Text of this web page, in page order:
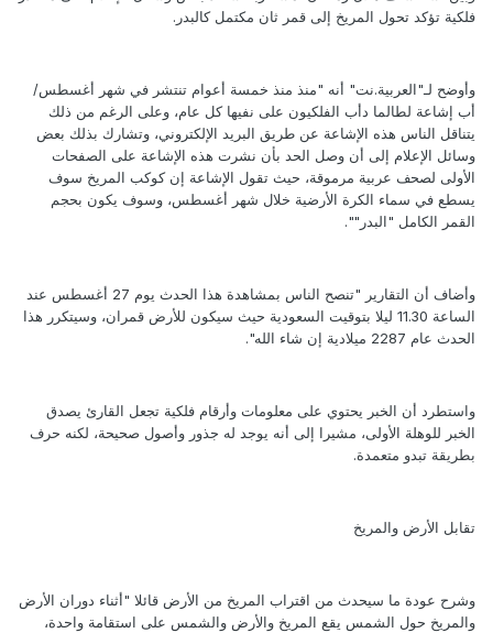
فلكية تؤكد تحول المريخ إلى قمر ثان مكتمل كالبدر.
وأوضح لـ"العربية.نت" أنه "منذ منذ خمسة أعوام تنتشر في شهر أغسطس/
أب إشاعة لطالما دأب الفلكيون على نفيها كل عام، وعلى الرغم من ذلك
يتناقل الناس هذه الإشاعة عن طريق البريد الإلكتروني، وتشارك بذلك بعض
وسائل الإعلام إلى أن وصل الحد بأن نشرت هذه الإشاعة على الصفحات
الأولى لصحف عربية مرموقة، حيث تقول الإشاعة إن كوكب المريخ سوف
يسطع في سماء الكرة الأرضية خلال شهر أغسطس، وسوف يكون بحجم
القمر الكامل "البدر"".
وأضاف أن التقارير "تنصح الناس بمشاهدة هذا الحدث يوم 27 أغسطس عند
الساعة 11.30 ليلا بتوقيت السعودية حيث سيكون للأرض قمران، وسيتكرر هذا
الحدث عام 2287 ميلادية إن شاء الله".
واستطرد أن الخبر يحتوي على معلومات وأرقام فلكية تجعل القارئ يصدق
الخبر للوهلة الأولى، مشيرا إلى أنه يوجد له جذور وأصول صحيحة، لكنه حرف
بطريقة تبدو متعمدة.
تقابل الأرض والمريخ
وشرح عودة ما سيحدث من اقتراب المريخ من الأرض قائلا "أثناء دوران الأرض
والمريخ حول الشمس يقع المريخ والأرض والشمس على استقامة واحدة،